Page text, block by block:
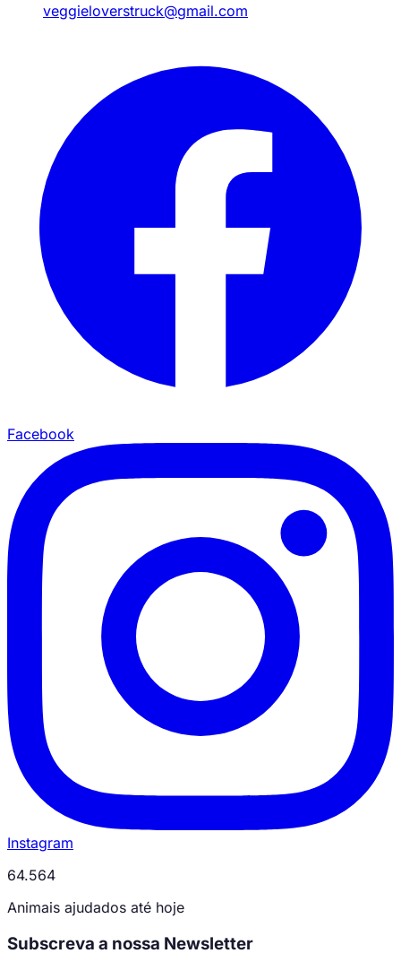
veggieloverstruck@gmail.com
Facebook
Instagram
64.564
Animais ajudados até hoje
Subscreva a nossa Newsletter